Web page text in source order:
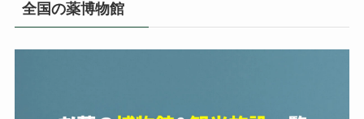
全国の薬博物館